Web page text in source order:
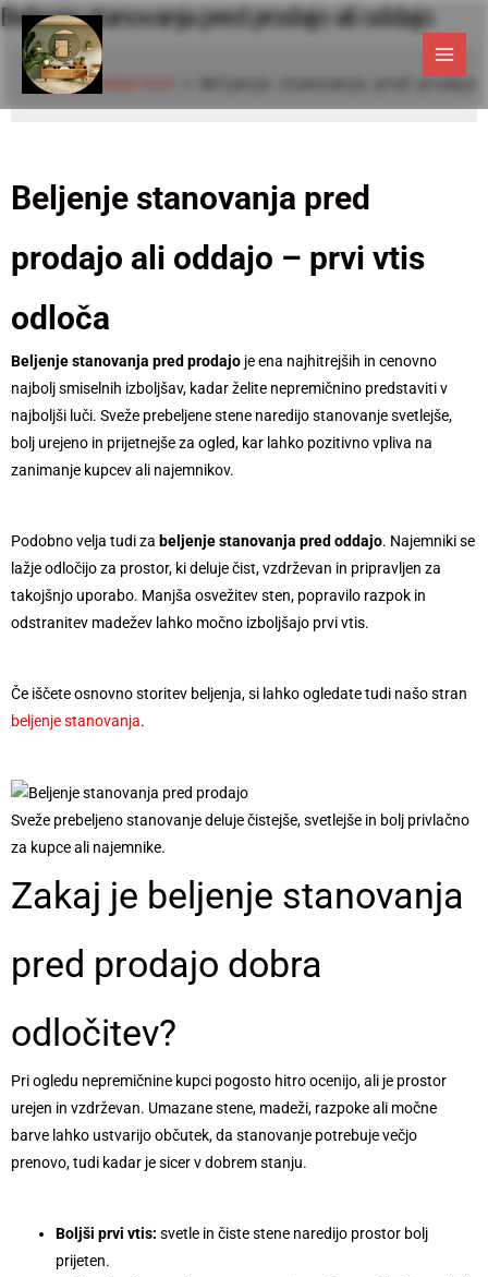
Skip
content
Beljenje stanovanja pred prodajo ali oddajo
Slikopleskarstvo
Beljenje stanovanja pred
prodajo ali oddajo – prvi vtis
odloča
Beljenje stanovanja pred prodajo je ena najhitrejših in cenovno
najbolj smiselnih izboljšav, kadar želite nepremičnino predstaviti v
najboljši luči. Sveže prebeljene stene naredijo stanovanje svetlejše,
bolj urejeno in prijetnejše za ogled, kar lahko pozitivno vpliva na
zanimanje kupcev ali najemnikov.
Podobno velja tudi za beljenje stanovanja pred oddajo. Najemniki se
lažje odločijo za prostor, ki deluje čist, vzdrževan in pripravljen za
takojšnjo uporabo. Manjša osvežitev sten, popravilo razpok in
odstranitev madežev lahko močno izboljšajo prvi vtis.
Če iščete osnovno storitev beljenja, si lahko ogledate tudi našo stran
beljenje stanovanja.
Sveže prebeljeno stanovanje deluje čistejše, svetlejše in bolj privlačno
za kupce ali najemnike.
Zakaj je beljenje stanovanja
pred prodajo dobra
odločitev?
Pri ogledu nepremičnine kupci pogosto hitro ocenijo, ali je prostor
urejen in vzdrževan. Umazane stene, madeži, razpoke ali močne
barve lahko ustvarijo občutek, da stanovanje potrebuje večjo
prenovo, tudi kadar je sicer v dobrem stanju.
Boljši prvi vtis: svetle in čiste stene naredijo prostor bolj
prijeten.